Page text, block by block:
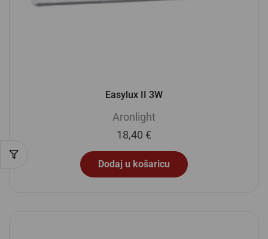
Easylux II 3W
Aronlight
18,40 €
Dodaj u košaricu